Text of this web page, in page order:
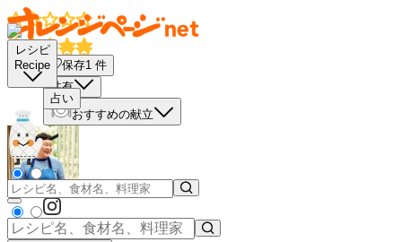
レシピ
Recipe
占い
保存1 件
共有
おすすめの献立